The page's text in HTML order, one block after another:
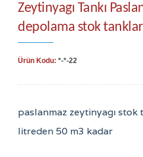
Zeytinyagı Tankı
depolama stok
Ürün Kodu: *-*-22
paslanmaz zeytinyagı stok
litreden 50 m3 kadar